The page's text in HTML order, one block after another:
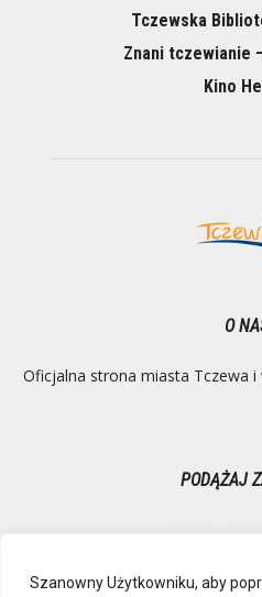
Szanowny Użytkowniku, aby
Tczewska
Znani tczewianie
Kino
O
Oficjalna strona miasta Tczewa i
PODĄŻAJ